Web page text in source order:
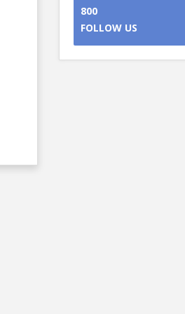
800
FOLLOW US